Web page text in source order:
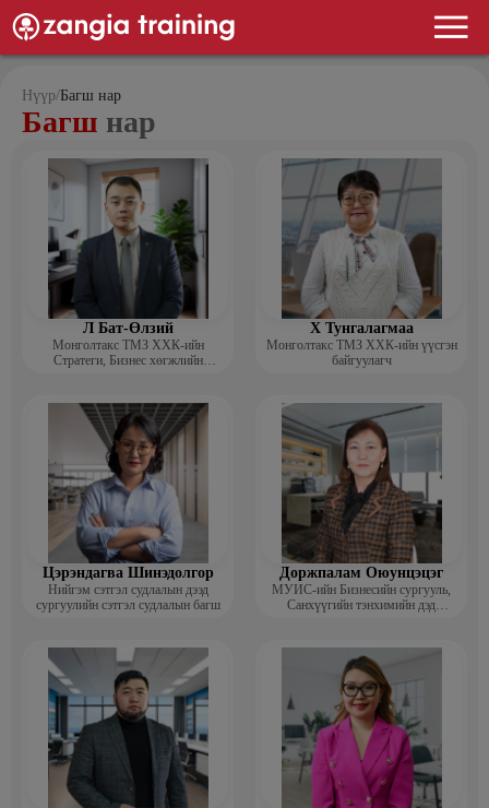
Нүүр/Багш нар
Багш нар
Л Бат-Өлзий
Монголтакс ТМЗ ХХК-ийн
Стратеги, Бизнес хөгжлийн
Х Тунгалагмаа
Монголтакс ТМЗ ХХК-ийн үүсгэн
байгуулагч
Цэрэндагва Шинэдолгор
Нийгэм сэтгэл судлалын дээд
сургуулийн сэтгэл судлалын багш
Доржпалам Оюунцэцэг
МУИС-ийн Бизнесийн сургууль,
Санхүүгийн тэнхимийн дэд